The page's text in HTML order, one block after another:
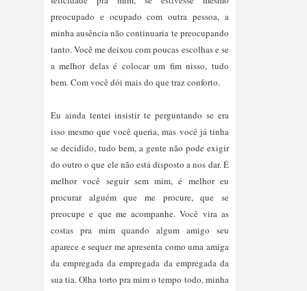
preocupado e ocupado com outra pessoa, a
minha ausência não continuaria te preocupando
tanto. Você me deixou com poucas escolhas e se
a melhor delas é colocar um fim nisso, tudo
bem. Com você dói mais do que traz conforto.
Eu ainda tentei insistir te perguntando se era
isso mesmo que você queria, mas você já tinha
se decidido, tudo bem, a gente não pode exigir
do outro o que ele não está disposto a nos dar. É
melhor você seguir sem mim, é melhor eu
procurar alguém que me procure, que se
preocupe e que me acompanhe. Você vira as
costas pra mim quando algum amigo seu
aparece e sequer me apresenta como uma amiga
da empregada da empregada da empregada da
sua tia. Olha torto pra mim o tempo todo, minha